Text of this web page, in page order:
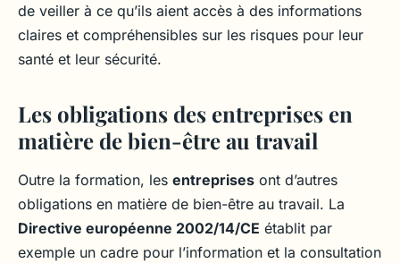
de veiller à ce qu’ils aient accès à des informations
claires et compréhensibles sur les risques pour leur
santé et leur sécurité.
Les obligations des entreprises en
matière de bien-être au travail
Outre la formation, les entreprises ont d’autres
obligations en matière de bien-être au travail. La
Directive européenne 2002/14/CE établit par
exemple un cadre pour l’information et la consultation